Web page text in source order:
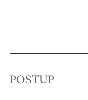
POSTUP